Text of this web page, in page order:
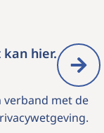
kan hier.
met de